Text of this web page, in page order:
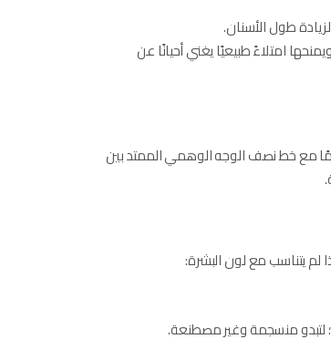
طول الأسنان.
امتلاءً طبيعيًا يغني أحيانًا عن
مع خط نصف الوجه الوهمي الممتد بين
لم يتناسب مع لون البشرة: